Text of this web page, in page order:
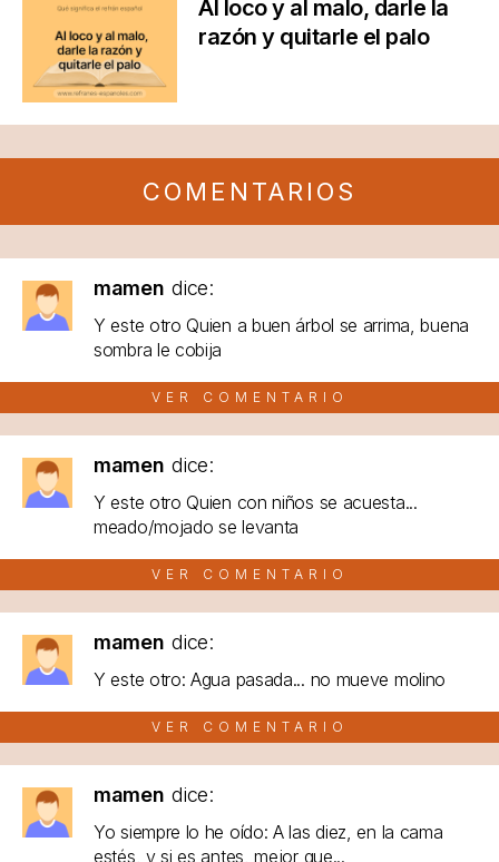
Al loco y al malo, darle la
razón y quitarle el palo
COMENTARIOS
mamen dice:
Y este otro Quien a buen árbol se arrima, buena
sombra le cobija
VER COMENTARIO
mamen dice:
Y este otro Quien con niños se acuesta...
meado/mojado se levanta
VER COMENTARIO
mamen dice:
Y este otro: Agua pasada... no mueve molino
VER COMENTARIO
mamen dice:
Yo siempre lo he oído: A las diez, en la cama
estés, y si es antes, mejor que...